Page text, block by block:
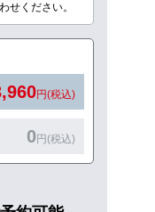
せください。
円(税込)
0円(税込)